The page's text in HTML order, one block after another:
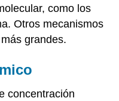
como los
Otros mecanismos
grandes.
concentración